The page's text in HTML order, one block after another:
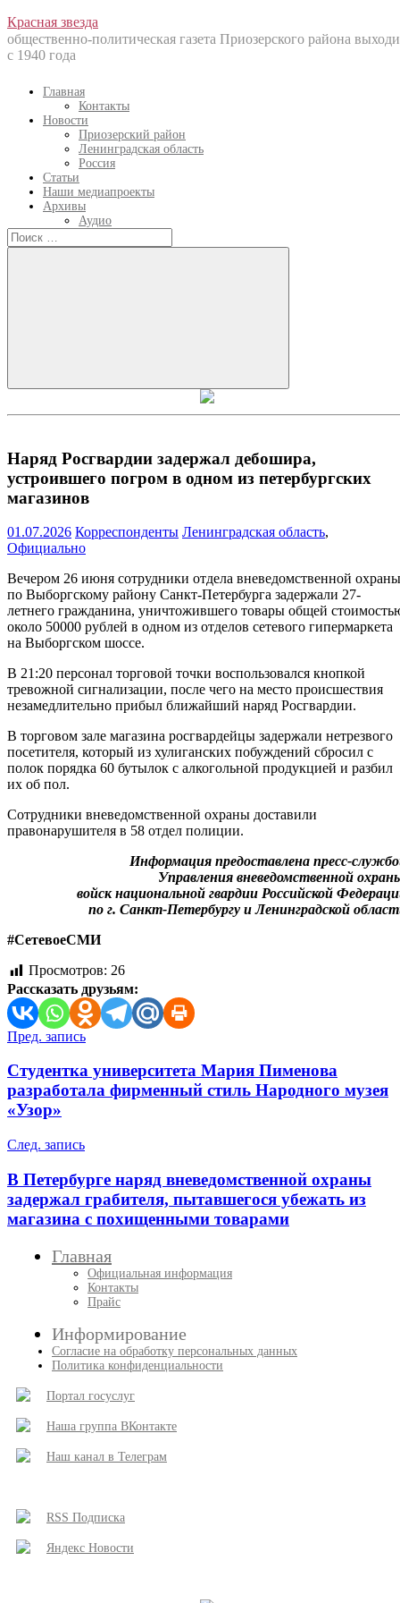
Перейти
к
содержанию
Красная звезда
общественно-политическая газета Приозерского района
с 1940 года
Главная
Контакты
Новости
Приозерский район
Ленинградская область
Россия
Статьи
Наши медиапроекты
Архивы
Аудио
Искать:
Искать
Наряд Росгвардии задержал дебошира,
устроившего погром в одном из петербургских
магазинов
01.07.2026 Корреспонденты Ленинградская область,
Официально
Вечером 26 июня сотрудники отдела вневедомственной охраны
по Выборгскому району Санкт-Петербурга задержали 27-
летнего гражданина, уничтожившего товары общей
около 50000 рублей в одном из отделов сетевого гипермаркета
на Выборгском шоссе.
В 21:20 персонал торговой точки воспользовался кнопкой
тревожной сигнализации, после чего на место происшествия
незамедлительно прибыл ближайший наряд Росгвардии.
В торговом зале магазина росгвардейцы задержали нетрезвого
посетителя, который из хулиганских побуждений сбросил с
полок порядка 60 бутылок с алкогольной продукцией и разбил
их об пол.
Сотрудники вневедомственной охраны доставили
правонарушителя в 58 отдел полиции.
Информация предоставлена пресс-
Управления вневедомственной
войск национальной гвардии Российской
по г. Санкт-Петербургу и Ленинградской
#СетевоеСМИ
Просмотров: 26
Рассказать друзьям:
Навигация
по
записям
Пред. запись
Студентка университета Мария Пименова
разработала фирменный стиль Народного музея
«Узор»
След. запись
В Петербурге наряд вневедомственной охраны
задержал грабителя, пытавшегося убежать из
магазина с похищенными товарами
Главная
Официальная информация
Контакты
Прайс
Информирование
Согласие на обработку персональных данных
Политика конфиденциальности
Портал госуслуг
Наша группа ВКонтакте
Наш канал в Телеграм
RSS Подписка
Яндекс Новости